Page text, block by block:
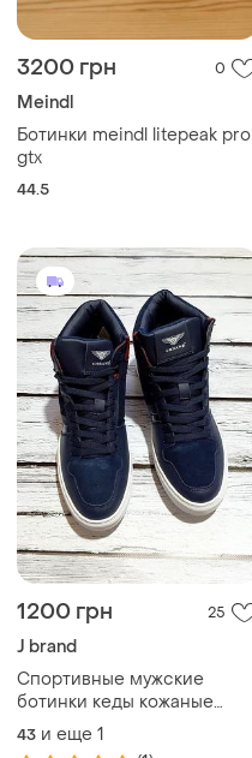
3200 грн 0
Meindl
Ботинки meindl litepeak pro
gtx
44.5
1200 грн 25
J brand
Спортивные мужские
ботинки кеды кожаные
замшевые утепленные
демисезонные из
43 и еще 1